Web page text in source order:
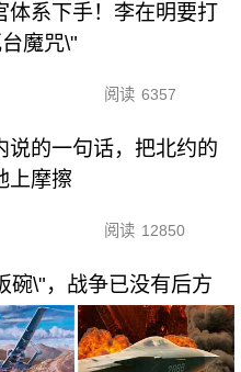
体系下手！李在明要打
魔咒\"
阅读 6357
说的一句话，把北约的
上摩擦
阅读 12850
碗\"，战争已没有后方